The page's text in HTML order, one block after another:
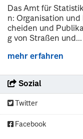
Das Amt für
n: Organisation
cheiden und
g von Straßen und...
mehr erfahren
Sozial
Twitter
Facebook